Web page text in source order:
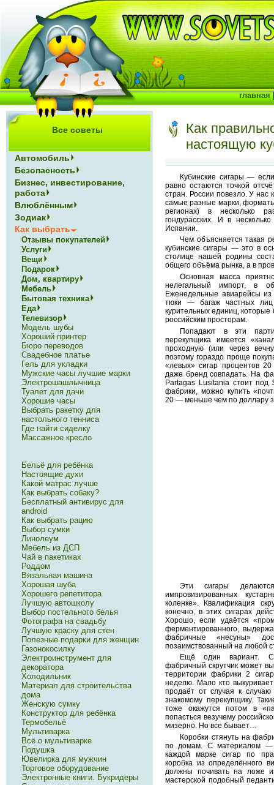
Как
настоящую
Кубинские сигары —
равно остаются точкой
стран. России повезло. У нас
самые разные марки,
регионах) в несколько
гондурасских. И в
Испании.
Чем объясняется такая
кубинские сигары — это в
столице нашей родины
общего объёма рынка, а в
Основная масса
нелегальный импорт, в
Еженедельные авиарейсы
тюки — багаж частных
курительных единиц,
российским просторам.
Попадают в эти
перекупщика имеется
проходную (или через
поэтому гораздо проще
«левых» сигар процентов
даже бренд совпадать. На
Partagas Lusitania стоит
фабрики, можно купить
20 — меньше чем по доллару
Эти сигары
импровизированных
коленке». Квалификация
конечно, в этих сигарах
Хорошо, если удаётся
ферментированного,
фабричные «несуны»
позаимствованный на любой
Ещё один вариант.
фабричный скрутчик может
территории фабрики 2
неделю. Мало кто
продаёт от случая к
знакомому перекупщику.
тоже окажутся потом в
попасться везучему
мизерно. Но все бывает…
Коробки стянуть на
по домам. С материалом —
каждой марке сигар по
коробка из определённого
должны почивать на ложе
мастерской подобный
Все советы
Автомобиль
Безопасность
Бизнес, инвестирование,
работа
Влюблённым
Зодиак
Как выбрать
Отзывы покупателей
Услуги
Вещи
Подарок
Дом, квартиру
Мебель
Бытовая техника
Еда
Телевизор
Модель шубы
Хороший принтер
Бюро переводов
Свадебное платье
Гель для укладки
Мужские часы лучшие марки
Электрошашлычница
Туалет для дачи
Хорошие часы
Выбрать ракетку для
настольного тенниса
Где найти сиделку
Массажное кресло
Бельё для ребёнка
Настоящие духи
Какой матрас лучше
Как выбрать собаку?
Бесплатный антивирус для
android
Как выбрать рацию
Выбор сумки
Линолеум
Мебель из ДСП
Чай в пакетиках
Роддом
Вязальная машина
Хорошая шуба
Хорошего репетитора
Лучшую автошколу
Выбор постельного белья
Фотографа на свадьбу
Лучшую краску для стен
Полезные подарки для женщин
Газонокосилку
Электроинструмент для
декоратора
Холодильник
Материал для строительства
дома
Женскую сумку
Конструктор для ребёнка
Термобельё
Мультиварка
Всё о мультиварке
Подушка
Ювелирка для мужчин
Торговое оборудование
Электронные книги. Букридеры
главная